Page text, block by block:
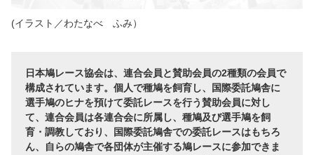
(イラスト／わたなべ ふみ）
日本鳩レース協会は、連合会員と賛助会員の2種類の会員で
構成されています。個人で種鳩を飼育し、国際委託鳩舎に
選手鳩のヒナを預けて委託レースを行う賛助会員に対し
て、連合会員は各連合会に所属し、種鳩及び選手鳩を飼
育・調教しており、国際委託鳩舎での委託レースはもちろ
ん、自らの鳩舎で各団体が主催する鳩レースに参加できま